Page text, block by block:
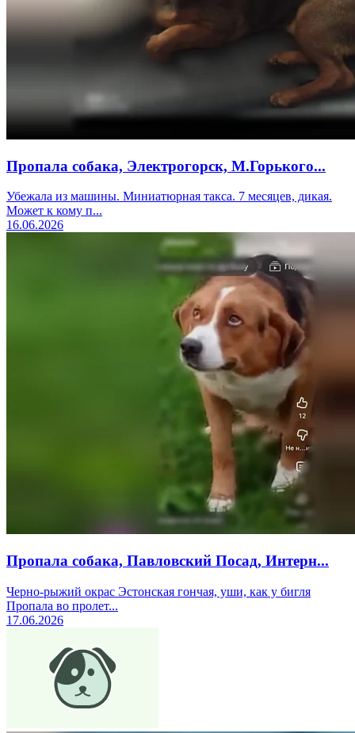
Пропала собака, Электрогорск, М.Горького...
Убежала из машины. Миниатюрная такса. 7 месяцев, дикая.
Может к кому п...
16.06.2026
Пропала собака, Павловский Посад, Интерн...
Черно-рыжий окрас Эстонская гончая, уши, как у бигля
Пропала во пролет...
17.06.2026